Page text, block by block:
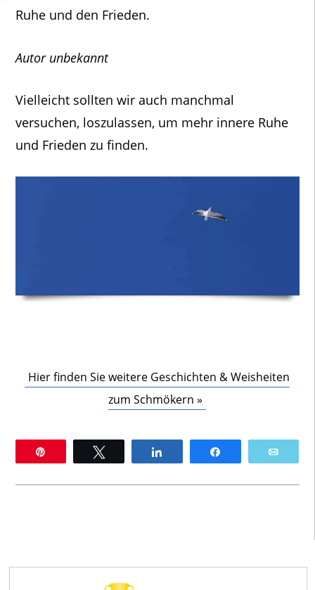
Ruhe und den Frieden.
Autor unbekannt
Vielleicht sollten wir auch manchmal
versuchen, loszulassen, um mehr innere Ruhe
und Frieden zu finden.
Hier finden Sie weitere Geschichten & Weisheiten
zum Schmökern »